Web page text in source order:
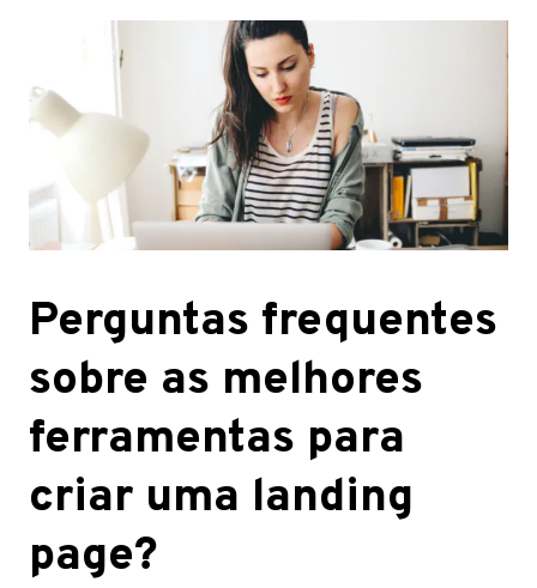
Perguntas frequentes
sobre as melhores
ferramentas para
criar uma landing
page?